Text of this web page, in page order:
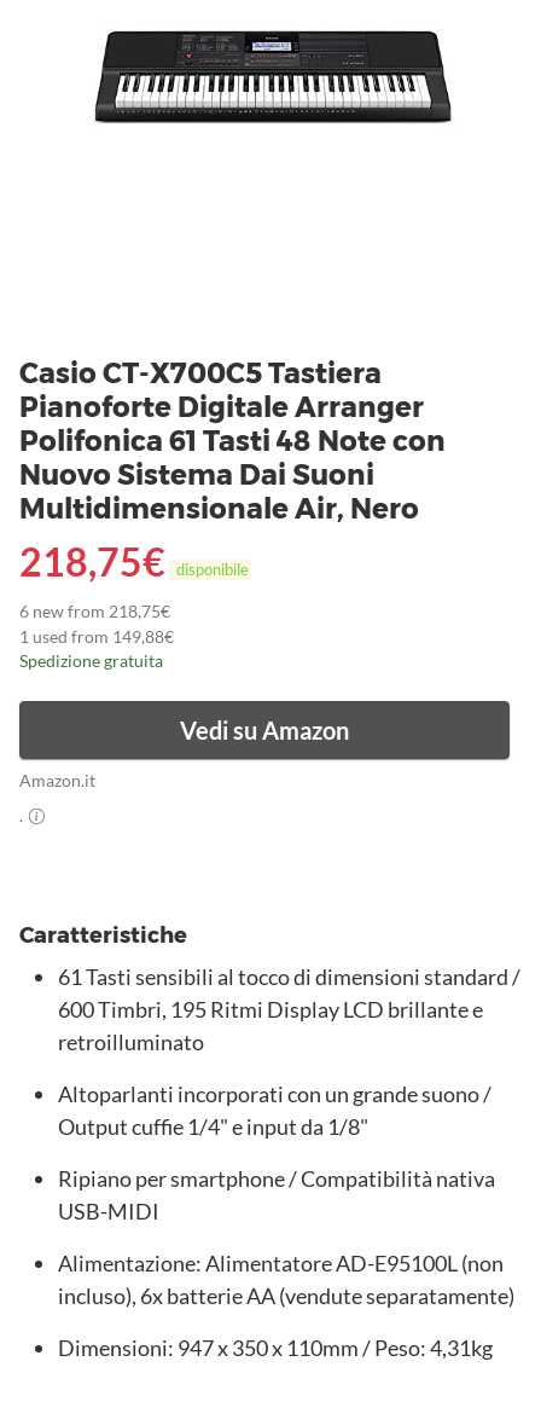
Casio CT-X700C5 Tastiera
Pianoforte Digitale Arranger
Polifonica 61 Tasti 48 Note con
Nuovo Sistema Dai Suoni
Multidimensionale Air, Nero
218,75€ disponibile
6 new from 218,75€
1 used from 149,88€
Spedizione gratuita
Vedi su Amazon
Amazon.it
.
Caratteristiche
61 Tasti sensibili al tocco di dimensioni standard /
600 Timbri, 195 Ritmi Display LCD brillante e
retroilluminato
Altoparlanti incorporati con un grande suono /
Output cuffie 1/4" e input da 1/8"
Ripiano per smartphone / Compatibilità nativa
USB-MIDI
Alimentazione: Alimentatore AD-E95100L (non
incluso), 6x batterie AA (vendute separatamente)
Dimensioni: 947 x 350 x 110mm / Peso: 4,31kg